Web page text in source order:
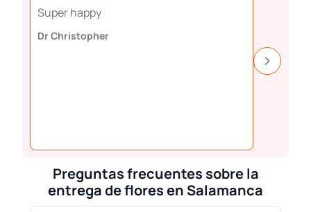
Super happy
Dr Christopher
Preguntas frecuentes sobre la
entrega de flores en Salamanca